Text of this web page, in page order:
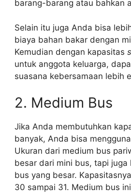
barang-barang atau bahkan
Selain itu juga Anda bisa
biaya bahan bakar dengan
Kemudian dengan kapasitas
untuk anggota keluarga,
suasana kebersamaan lebih
2. Medium Bus
Jika Anda membutuhkan
banyak, Anda bisa
Ukuran dari medium bus
besar dari mini bus, tapi juga
bus yang besar.
30 sampai 31. Medium bus